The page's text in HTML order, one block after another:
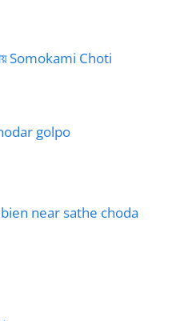
Somokami Choti
golpo
চুদি bien near sathe choda